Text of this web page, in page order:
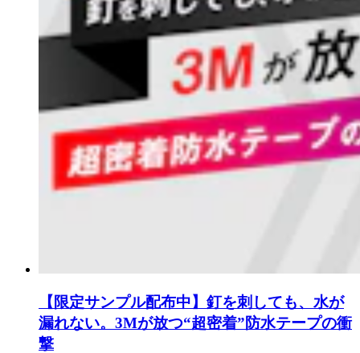
【限定サンプル配布中】釘を刺しても、水が
漏れない。3Mが放つ“超密着”防水テープの衝
撃